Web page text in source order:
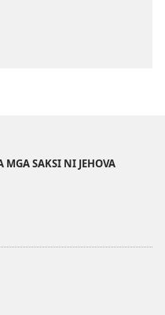
Molampos
MGA SAKSI NI JEHOVA